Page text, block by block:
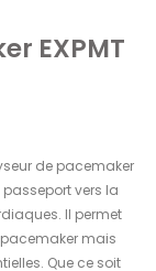
EXPMT
de pacemaker
passeport vers la
Il permet
mais
Que ce soit